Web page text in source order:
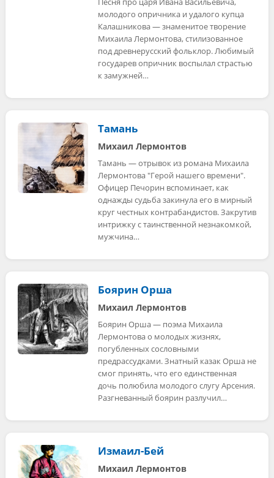
молодого опричника и удалого купца
Калашникова — знаменитое творение
Михаила Лермонтова, стилизованное
под древнерусский фольклор. Любимый
государев опричник воспылал страстью
к замужней…
Тамань
Михаил Лермонтов
Тамань — отрывок из романа Михаила
Лермонтова "Герой нашего времени".
Офицер Печорин вспоминает, как
однажды судьба закинула его в мирный
круг честных контрабандистов. Закрутив
интрижку с таинственной незнакомкой,
мужчина…
Боярин Орша
Михаил Лермонтов
Боярин Орша — поэма Михаила
Лермонтова о молодых жизнях,
погубленных сословными
предрассудками. Знатный казак Орша не
смог принять, что его единственная
дочь полюбила молодого слугу Арсения.
Разгневанный боярин разлучил…
Измаил-Бей
Михаил Лермонтов